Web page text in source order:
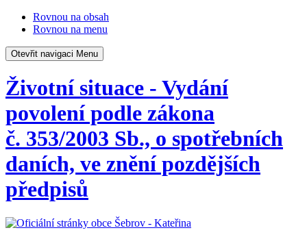
Rovnou na obsah
Rovnou na menu
Otevřit navigaci Menu
Životní situace - Vydání
povolení podle zákona
č. 353/2003 Sb., o spotřebních
daních, ve znění pozdějších
předpisů